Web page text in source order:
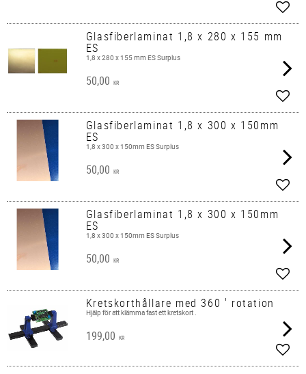
Glasfiberlaminat 1,8 x 280 x 155 mm
ES
1,8 x 280 x 155 mm ES Surplus
50,00 KR
Glasfiberlaminat 1,8 x 300 x 150mm
ES
1,8 x 300 x 150mm ES Surplus
50,00 KR
Glasfiberlaminat 1,8 x 300 x 150mm
ES
1,8 x 300 x 150mm ES Surplus
50,00 KR
Kretskorthållare med 360 ' rotation
Hjälp för att klämma fast ett kretskort .
199,00 KR